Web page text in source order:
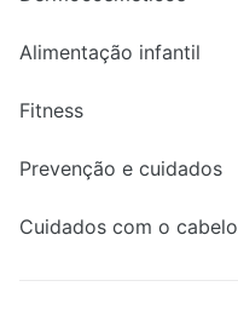
Alimentação infantil
Fitness
Prevenção e cuidados
Cuidados com o cabelo